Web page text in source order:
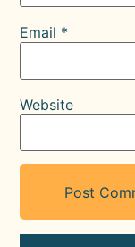
Email *
Website